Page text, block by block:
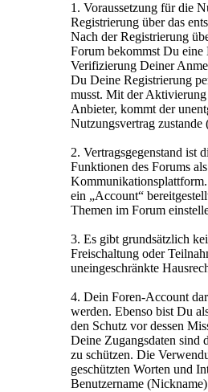
1. Voraussetzung für die
Registrierung über das
Nach der Registrierung
Forum bekommst Du eine
Verifizierung Deiner
Du Deine Registrierung
musst. Mit der
Anbieter, kommt der
Nutzungsvertrag zustande
2. Vertragsgegenstand ist
Funktionen des Forums
ein „Account“
Themen im Forum
3. Es gibt grundsätzlich
Freischaltung oder
uneingeschränkte
4. Dein Foren-Account
werden. Ebenso bist Du
den Schutz vor dessen
Deine Zugangsdaten
zu schützen. Die
geschützten Worten und
Benutzername